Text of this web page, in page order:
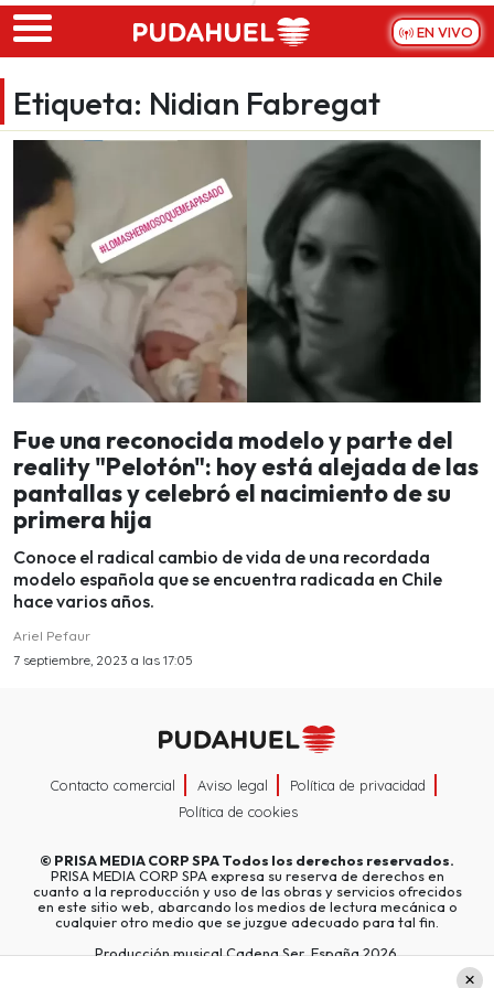
Skip to main content
EN VIVO
Etiqueta: Nidian Fabregat
Fue una reconocida modelo y parte del
reality "Pelotón": hoy está alejada de las
pantallas y celebró el nacimiento de su
primera hija
Conoce el radical cambio de vida de una recordada
modelo española que se encuentra radicada en Chile
hace varios años.
Ariel Pefaur
7 septiembre, 2023 a las 17:05
Contacto comercial Aviso legal
Política de privacidad
Política de cookies
© PRISA MEDIA CORP SPATodos los derechos reservados.
PRISA MEDIA CORP SPA expresa su reserva de derechos en
cuanto a la reproducción y uso de las obras y servicios ofrecidos
en este sitio web, abarcando los medios de lectura mecánica o
cualquier otro medio que se juzgue adecuado para tal fin.
Producción musical Cadena Ser, España 2026.